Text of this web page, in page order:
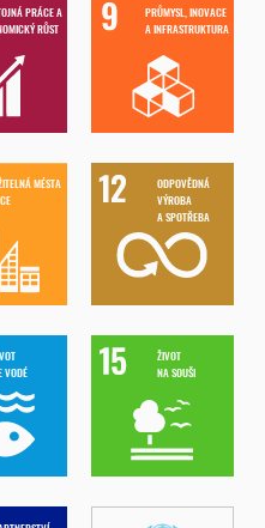
PRÁCE A
RŮST
PRŮMYSL, INOVACE
A INFRASTRUKTURA
MÉSTA
ODPOVĚDNÁ
VÝROBA
A SPOTŘEBA
VODÉ
ŽIVOT
NA SOUŠI